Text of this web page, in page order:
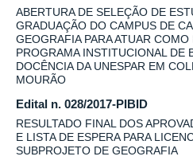
ABERTURA DE SELEÇÃO DE
GRADUAÇÃO DO CAMPUS DE
GEOGRAFIA PARA ATUAR
PROGRAMA INSTITUCIONAL DE
DOCÊNCIA DA UNESPAR EM
MOURÃO
Edital n. 028/2017-PIBID
RESULTADO FINAL DOS
E LISTA DE ESPERA PARA
SUBPROJETO DE GEOGRAFIA